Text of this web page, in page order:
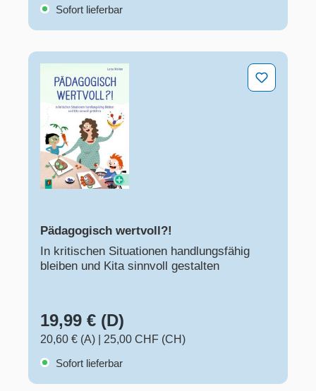
Sofort lieferbar
Pädagogisch wertvoll?!
Pädagogisch wertvoll?!
In kritischen Situationen handlungsfähig
bleiben und Kita sinnvoll gestalten
19,99 € (D)
20,60 € (A)
25,00 CHF (CH)
Sofort lieferbar